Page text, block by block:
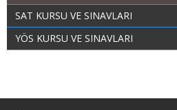
SAT KURSU VE SINAVLARI
YÖS KURSU VE SINAVLARI